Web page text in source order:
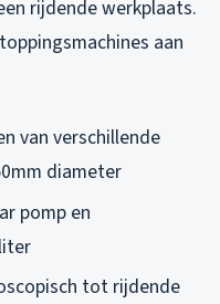
rijdende werkplaats.
aan
van verschillende
diameter
pomp en
tot rijdende